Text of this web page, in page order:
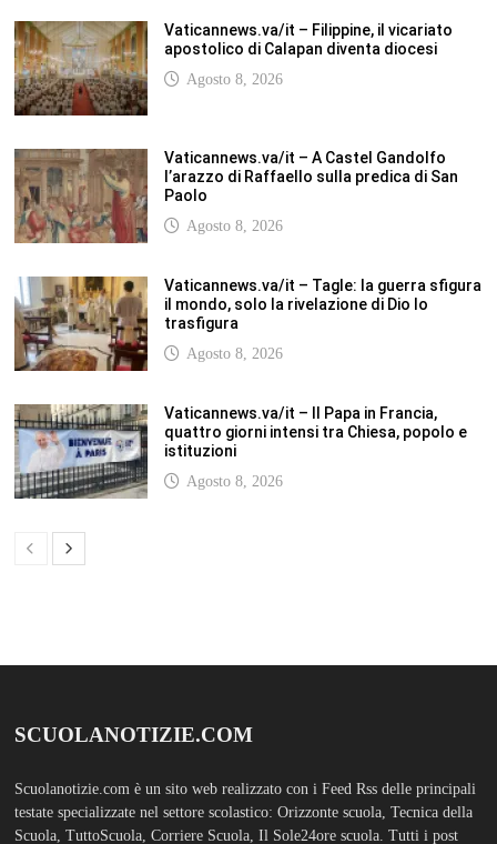
Vaticannews.va/it – Filippine, il vicariato
apostolico di Calapan diventa diocesi
Agosto 8, 2026
Vaticannews.va/it – A Castel Gandolfo
l’arazzo di Raffaello sulla predica di San
Paolo
Agosto 8, 2026
Vaticannews.va/it – Tagle: la guerra sfigura
il mondo, solo la rivelazione di Dio lo
trasfigura
Agosto 8, 2026
Vaticannews.va/it – Il Papa in Francia,
quattro giorni intensi tra Chiesa, popolo e
istituzioni
Agosto 8, 2026
SCUOLANOTIZIE.COM
Scuolanotizie.com è un sito web realizzato con i Feed Rss delle principali
testate specializzate nel settore scolastico: Orizzonte scuola, Tecnica della
Scuola, TuttoScuola, Corriere Scuola, Il Sole24ore scuola. Tutti i post